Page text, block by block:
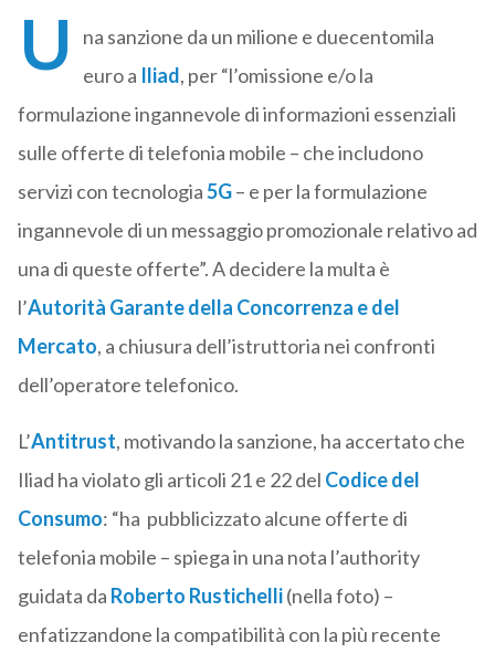
U
na sanzione da un milione e duecentomila
euro a Iliad, per “l’omissione e/o la
formulazione ingannevole di informazioni essenziali
sulle offerte di telefonia mobile – che includono
servizi con tecnologia5G– e per la formulazione
ingannevole di un messaggio promozionale relativo ad
una di queste offerte”. A decidere la multa è
l’Autorità Garante della Concorrenza e del
Mercato, a chiusura dell’istruttoria nei confronti
dell’operatore telefonico.
L’Antitrust, motivando la sanzione, ha accertato che
Iliad ha violato gli articoli 21 e 22 del Codice del
Consumo: “ha pubblicizzato alcune offerte di
telefonia mobile – spiega in una nota l’authority
guidata da Roberto Rustichelli(nella foto) –
enfatizzandone la compatibilità con la più recente